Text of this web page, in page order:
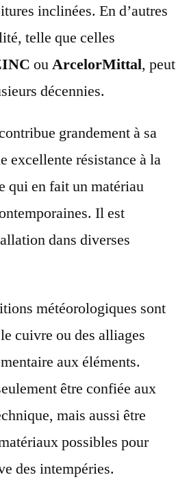
inclinées. En d’autres
telle que celles
ouArcelorMittal, peut
décennies.
grandement à sa
excellente résistance à la
qui en fait un matériau
Il est
dans diverses
météorologiques sont
cuivre ou des alliages
aux éléments.
être confiée aux
mais aussi être
possibles pour
des intempéries.